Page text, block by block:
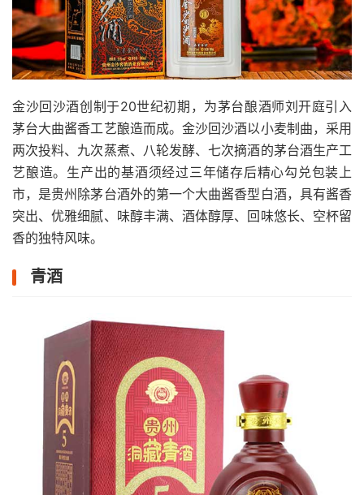
金沙回沙酒创制于20世纪初期，为茅台酿酒师刘开庭引入
茅台大曲酱香工艺酿造而成。金沙回沙酒以小麦制曲，采用
两次投料、九次蒸煮、八轮发酵、七次摘酒的茅台酒生产工
艺酿造。生产出的基酒须经过三年储存后精心勾兑包装上
市，是贵州除茅台酒外的第一个大曲酱香型白酒，具有酱香
突出、优雅细腻、味醇丰满、酒体醇厚、回味悠长、空杯留
香的独特风味。
青酒